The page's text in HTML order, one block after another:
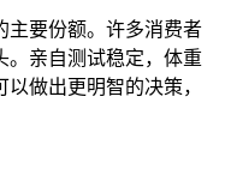
主要份额。许多消费者
。亲自测试稳定，体重
做出更明智的决策，